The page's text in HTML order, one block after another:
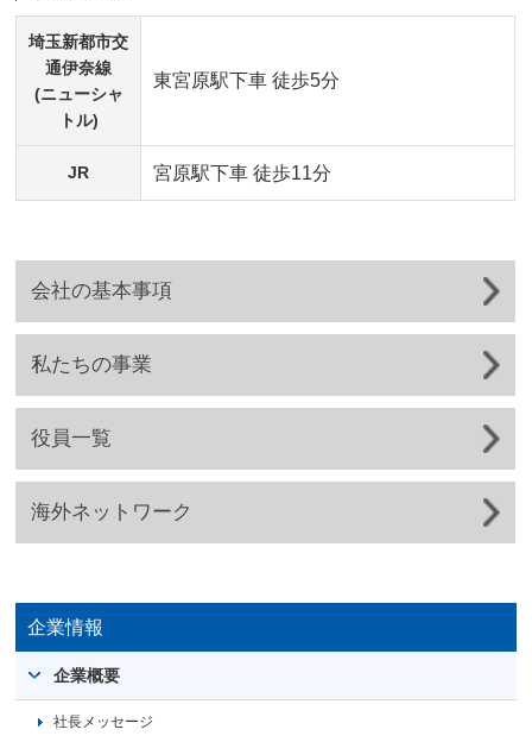
埼玉新都市交
通伊奈線
(ニューシャ
トル)
東宮原駅下車 徒歩5分
JR 宮原駅下車 徒歩11分
会社の基本事項
私たちの事業
役員一覧
海外ネットワーク
企業情報
企業概要
社長メッセージ